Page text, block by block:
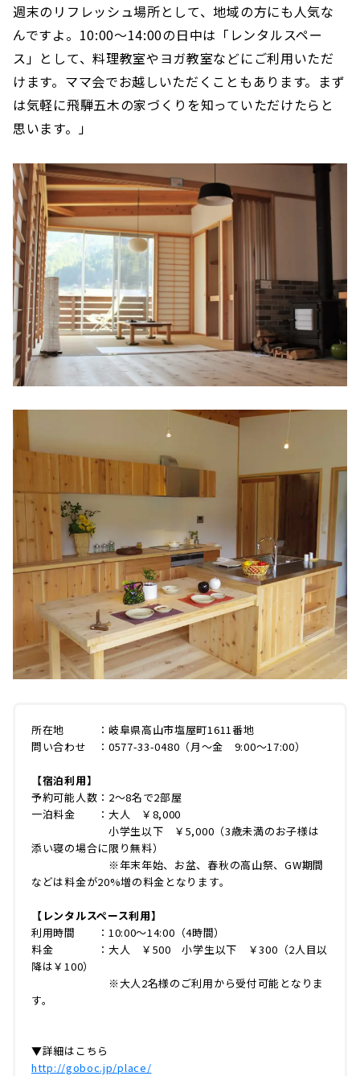
週末のリフレッシュ場所として、地域の方にも人気な
んですよ。10:00〜14:00の日中は「レンタルスペー
ス」として、料理教室やヨガ教室などにご利用いただ
けます。ママ会でお越しいただくこともあります。まず
は気軽に飛騨五木の家づくりを知っていただけたらと
思います。」
所在地 ：岐阜県高山市塩屋町1611番地
問い合わせ ：0577-33-0480（月〜金 9:00〜17:00）
【宿泊利用】
予約可能人数：2～8名で2部屋
一泊料金 ：大人 ￥8,000
小学生以下 ￥5,000（3歳未満のお子様は
添い寝の場合に限り無料）
※年末年始、お盆、春秋の高山祭、GW期間
などは料金が20%増の料金となります。
【レンタルスペース利用】
利用時間 ：10:00～14:00（4時間）
料金 ：大人 ￥500 小学生以下 ￥300（2人目以
降は￥100）
※大人2名様のご利用から受付可能となりま
す。
▼詳細はこちら
http://goboc.jp/place/